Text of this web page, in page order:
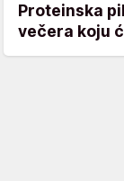
Proteinska
večera koju